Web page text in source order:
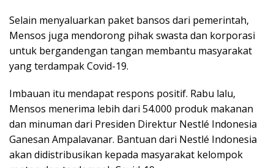
Selain menyaluarkan paket bansos dari pemerintah,
Mensos juga mendorong pihak swasta dan korporasi
untuk bergandengan tangan membantu masyarakat
yang terdampak Covid-19.
Imbauan itu mendapat respons positif. Rabu lalu,
Mensos menerima lebih dari 54.000 produk makanan
dan minuman dari Presiden Direktur Nestlé Indonesia
Ganesan Ampalavanar. Bantuan dari Nestlé Indonesia
akan didistribusikan kepada masyarakat kelompok